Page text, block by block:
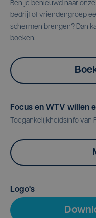
Ben je benieuwd naar
bedrijf of vriendengroep
schermen brengen? Dan
boeken.
Focus en WTV willen
Toegankelijkheidsinfo van
Logo's